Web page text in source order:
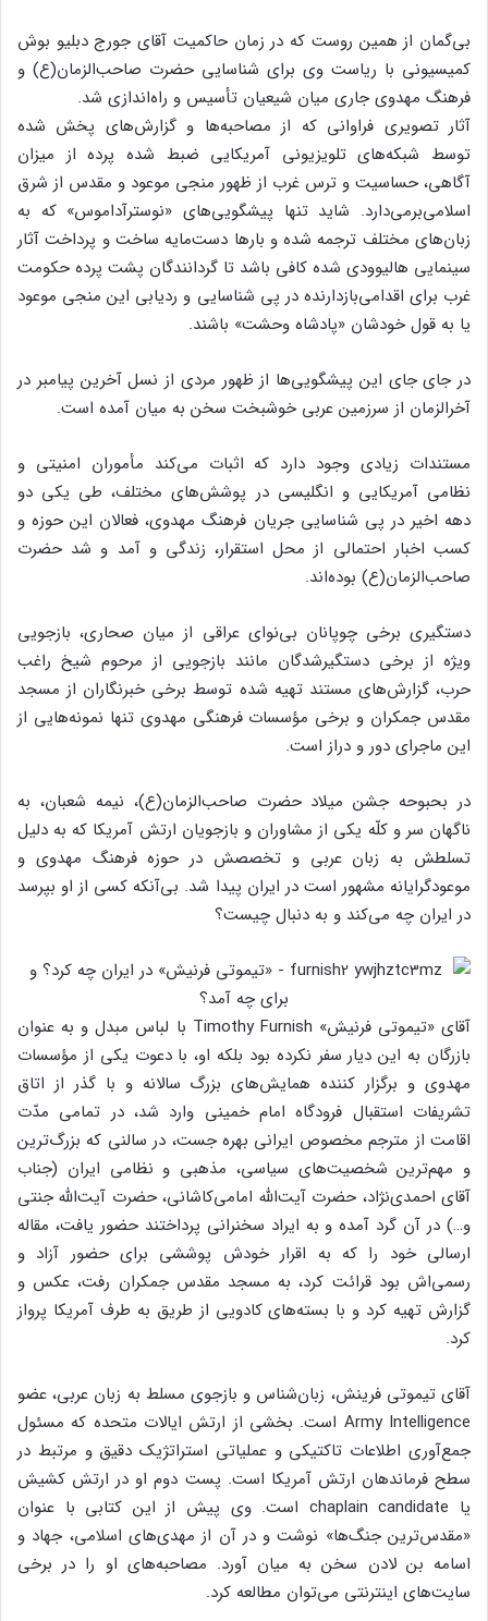
بی‌گمان از همین روست که در زمان حاکمیت آقای جورج دبلیو بوش
کمیسیونی با ریاست وی برای شناسایی حضرت صاحب‌الزمان(ع) و
فرهنگ مهدوی جاری میان شیعیان تأسیس و راه‌اندازی شد.
آثار تصویری فراوانی که از مصاحبه‌ها و گزارش‌های پخش شده
توسط شبکه‌های تلویزیونی آمریکایی ضبط شده پرده از میزان
آگاهی، حساسیت و ترس غرب از ظهور منجی موعود و مقدس از شرق
اسلامی‌برمی‌دارد. شاید تنها پیشگویی‌های «نوسترآداموس» که به
زبان‌های مختلف ترجمه شده و بارها دست‌مایه ساخت و پرداخت آثار
سینمایی هالیوودی شده کافی باشد تا گردانندگان پشت پرده حکومت
غرب برای اقدامی‌بازدارنده در پی شناسایی و ردیابی این منجی موعود
یا به قول خودشان «پادشاه وحشت» باشند.
در جای جای این پیشگویی‌ها از ظهور مردی از نسل آخرین پیامبر در
آخرالزمان از سرزمین عربی خوشبخت سخن به میان آمده است.
مستندات زیادی وجود دارد که اثبات می‌کند مأموران امنیتی و
نظامی آمریکایی و انگلیسی در پوشش‌های مختلف، طی یکی دو
دهه اخیر در پی شناسایی جریان فرهنگ مهدوی، فعالان این حوزه و
کسب اخبار احتمالی از محل استقرار، زندگی و آمد و شد حضرت
صاحب‌الزمان(ع) بوده‌اند.
دستگیری برخی چوپانان بی‌نوای عراقی از میان صحاری، بازجویی
ویژه از برخی دستگیرشدگان مانند بازجویی از مرحوم شیخ راغب
حرب، گزارش‌های مستند تهیه شده توسط برخی خبرنگاران از مسجد
مقدس جمکران و برخی مؤسسات فرهنگی مهدوی تنها نمونه‌هایی از
این ماجرای دور و دراز است.
در بحبوحه جشن میلاد حضرت صاحب‌الزمان(ع)، نیمه شعبان، به
ناگهان سر و کلّه یکی از مشاوران و بازجویان ارتش آمریکا که به دلیل
تسلطش به زبان عربی و تخصصش در حوزه فرهنگ مهدوی و
موعودگرایانه مشهور است در ایران پیدا شد. بی‌آنکه کسی از او بپرسد
در ایران چه می‌کند و به دنبال چیست؟
آقای «تیموتی فرنیش» Timothy Furnish با لباس مبدل و به عنوان
بازرگان به این دیار سفر نکرده بود بلکه او، با دعوت یکی از مؤسسات
مهدوی و برگزار کننده همایش‌های بزرگ سالانه و با گذر از اتاق
تشریفات استقبال فرودگاه امام خمینی وارد شد، در تمامی مدّت
اقامت از مترجم مخصوص ایرانی بهره جست، در سالنی که بزرگ‌ترین
و مهم‌ترین شخصیت‌های سیاسی، مذهبی و نظامی ایران (جناب
آقای احمدی‌نژاد، حضرت آیت‌الله امامی‌کاشانی، حضرت آیت‌الله جنتی
و…) در آن گرد آمده و به ایراد سخنرانی پرداختند حضور یافت، مقاله
ارسالی خود را که به اقرار خودش پوششی برای حضور آزاد و
رسمی‌اش بود قرائت کرد، به مسجد مقدس جمکران رفت، عکس و
گزارش تهیه کرد و با بسته‌های کادویی از طریق به طرف آمریکا پرواز
کرد.
آقای تیموتی فرینش، زبان‌شناس و بازجوی مسلط به زبان عربی، عضو
Army Intelligence است. بخشی از ارتش ایالات متحده که مسئول
جمع‌آوری اطلاعات تاکتیکی و عملیاتی استراتژیک دقیق و مرتبط در
سطح فرماندهان ارتش آمریکا است. پست دوم او در ارتش کشیش
یا chaplain candidate است. وی پیش از این کتابی با عنوان
«مقدس‌ترین جنگ‌ها» نوشت و در آن از مهدی‌های اسلامی، جهاد و
اسامه بن لادن سخن به میان آورد. مصاحبه‌های او را در برخی
سایت‌های اینترنتی می‌توان مطالعه کرد.